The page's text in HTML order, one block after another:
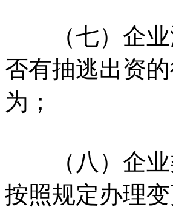
（七）企业
否有抽逃出资
为；
（八）企业
按照规定办理